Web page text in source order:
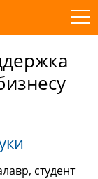
студент